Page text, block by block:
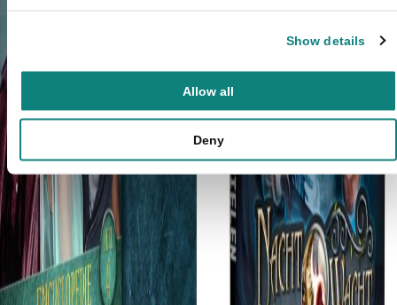
Show details
Allow all
Deny